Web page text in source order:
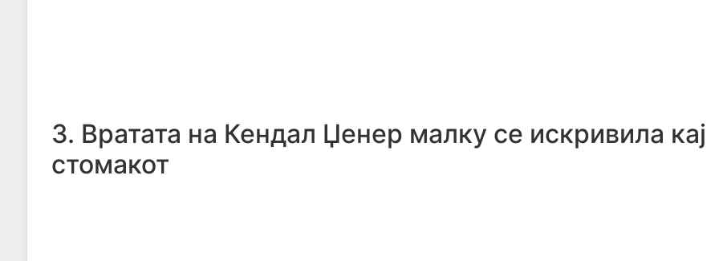
3. Вратата на Кендал Џенер малку се искривила кај
стомакот